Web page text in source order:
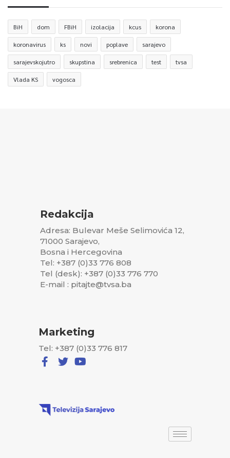
BiH dom FBiH izolacija kcus korona
koronavirus ks novi poplave sarajevo
sarajevskojutro skupstina srebrenica test tvsa
Vlada KS vogosca
Redakcija
Adresa: Bulevar Meše Selimovića 12,
71000 Sarajevo,
Bosna i Hercegovina
Tel: +387 (0)33 776 808
Tel (desk): +387 (0)33 776 770
E-mail : pitajte@tvsa.ba
Marketing
Tel: +387 (0)33 776 817